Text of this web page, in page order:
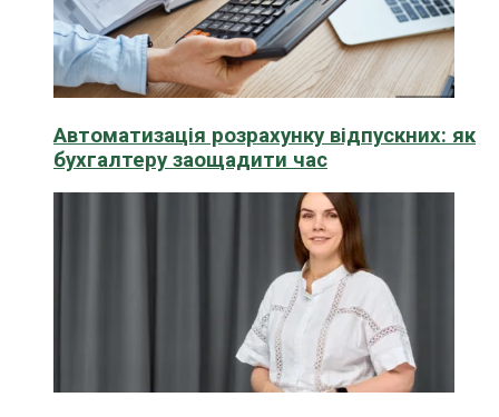
Автоматизація розрахунку відпускних: як
бухгалтеру заощадити час